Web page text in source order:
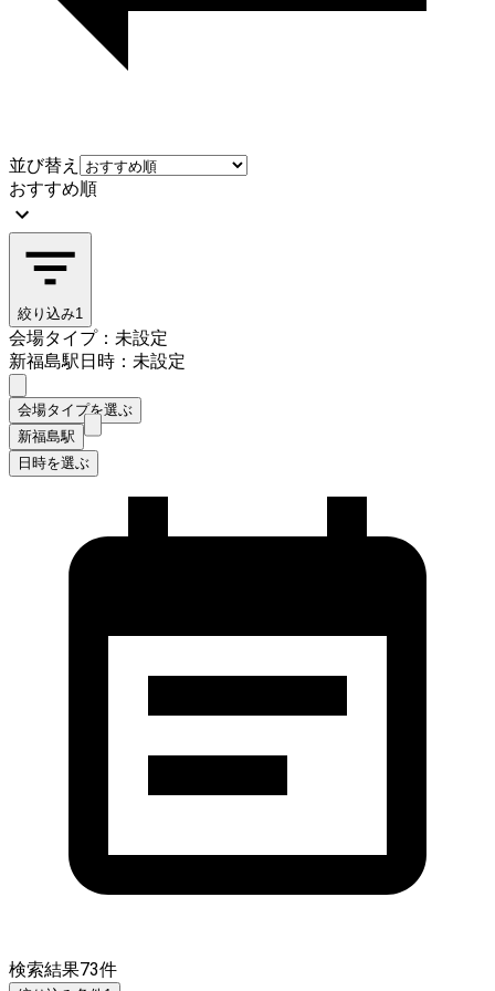
並び替え
おすすめ順
絞り込み1
会場タイプ：未設定
新福島駅日時：未設定
会場タイプを選ぶ
新福島駅
日時を選ぶ
検索結果73件